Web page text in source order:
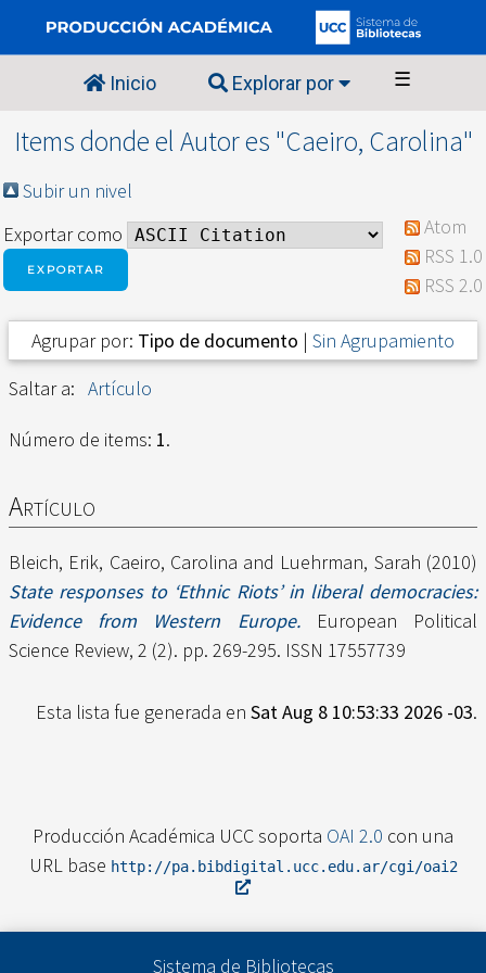
Inicio Explorar por ☰
Items donde el Autor es "Caeiro, Carolina"
Subir un nivel
Exportar como
Atom
RSS 1.0
RSS 2.0
Agrupar por: Tipo de documento | Sin Agrupamiento
Saltar a: Artículo
Número de items: 1.
Artículo
Bleich, Erik, Caeiro, Carolina and Luehrman, Sarah (2010)
State responses to ‘Ethnic Riots’ in liberal democracies:
Evidence from Western Europe.European Political
Science Review, 2 (2). pp. 269-295. ISSN 17557739
Esta lista fue generada en Sat Aug 8 10:53:33 2026 -03.
Producción Académica UCC soporta OAI 2.0 con una
URL base http://pa.bibdigital.ucc.edu.ar/cgi/oai2
Sistema de Bibliotecas